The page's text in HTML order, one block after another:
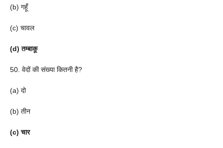
(b) गहूँ
(c) चावल
(d) तम्बाकू
50. वेदों की संख्या कितनी है?
(a) दो
(b) तीन
(c) चार